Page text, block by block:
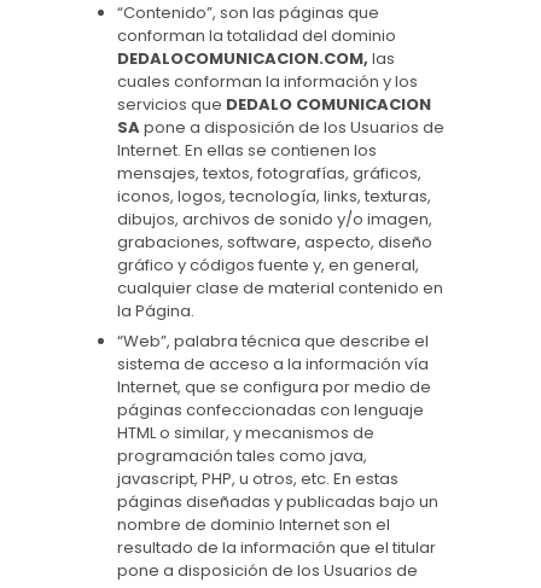
“Contenido”, son las páginas que
conforman la totalidad del dominio
DEDALOCOMUNICACION.COM, las
cuales conforman la información y los
servicios que DEDALO COMUNICACION
SApone a disposición de los Usuarios de
Internet. En ellas se contienen los
mensajes, textos, fotografías, gráficos,
iconos, logos, tecnología, links, texturas,
dibujos, archivos de sonido y/o imagen,
grabaciones, software, aspecto, diseño
gráfico y códigos fuente y, en general,
cualquier clase de material contenido en
la Página.
“Web”, palabra técnica que describe el
sistema de acceso a la información vía
Internet, que se configura por medio de
páginas confeccionadas con lenguaje
HTML o similar, y mecanismos de
programación tales como java,
javascript, PHP, u otros, etc. En estas
páginas diseñadas y publicadas bajo un
nombre de dominio Internet son el
resultado de la información que el titular
pone a disposición de los Usuarios de